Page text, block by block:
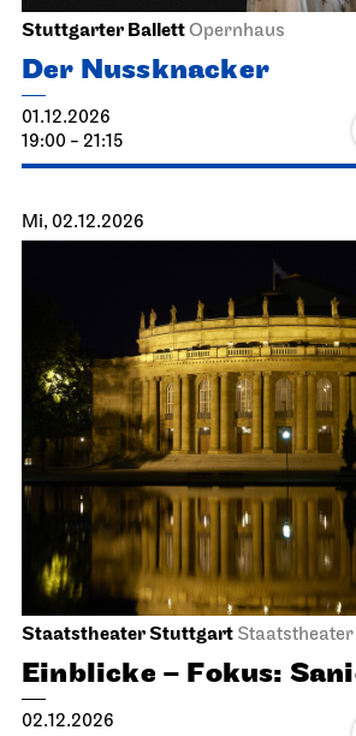
15.11.2026
11:30 - 12:00
Stuttgarter Ballett Opernhaus
Romeo und Julia
15.11.2026
14:00 - 17:00